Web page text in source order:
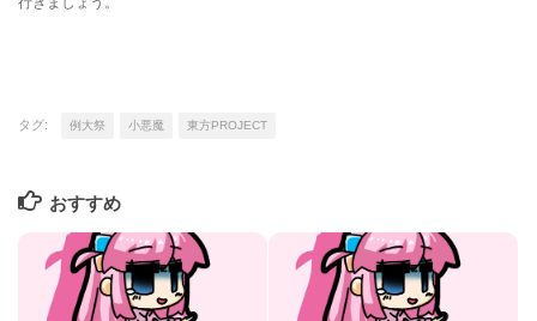
タグ: 例大祭 小悪魔 東方PROJECT
おすすめ